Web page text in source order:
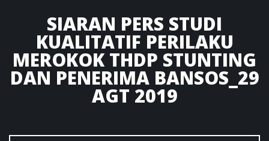
SIARAN PERS STUDI
KUALITATIF PERILAKU
MEROKOK THDP STUNTING
DAN PENERIMA BANSOS_29
AGT 2019